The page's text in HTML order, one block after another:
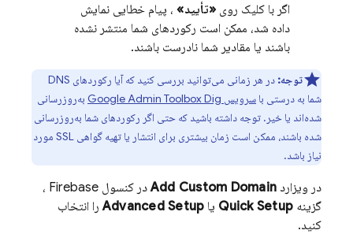
اگر با کلیک روی «تأیید»، پیام خطایی نمایش
داده شد، ممکن است رکوردهای شما منتشر نشده
باشند یا مقادیر شما نادرست باشند.
توجه:
در هر زمانی می‌توانید بررسی کنید که آیا رکوردهای DNS
شما به درستی با سرویس Google Admin Toolbox Dig
به‌روزرسانی
شده‌اند یا خیر. توجه داشته باشید که حتی اگر رکوردهای شما به‌روزرسانی
شده باشند، ممکن است زمان بیشتری برای انتشار یا تهیه گواهی SSL مورد
نیاز باشد.
در ویزارد Add Custom Domainدر کنسولFirebase ،
گزینه Quick Setup یا Advanced Setupرا انتخاب
کنید.